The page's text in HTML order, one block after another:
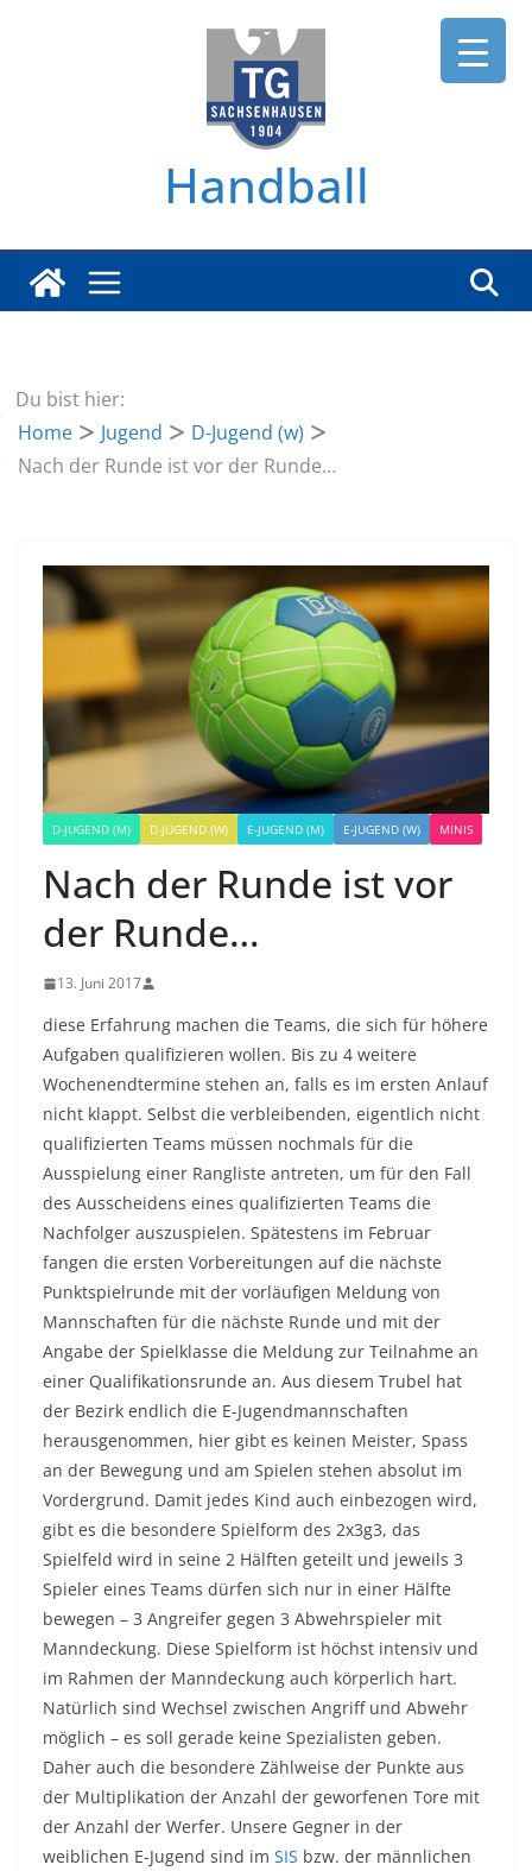
Handball
Du bist hier:
Home
Jugend
D-Jugend (w)
Nach der Runde ist vor der Runde…
D-JUGEND (M) D-JUGEND (W) E-JUGEND (M) E-JUGEND (W) MINIS
Nach der Runde ist vor
der Runde…
13. Juni 2017
diese Erfahrung machen die Teams, die sich für höhere
Aufgaben qualifizieren wollen. Bis zu 4 weitere
Wochenendtermine stehen an, falls es im ersten Anlauf
nicht klappt. Selbst die verbleibenden, eigentlich nicht
qualifizierten Teams müssen nochmals für die
Ausspielung einer Rangliste antreten, um für den Fall
des Ausscheidens eines qualifizierten Teams die
Nachfolger auszuspielen. Spätestens im Februar
fangen die ersten Vorbereitungen auf die nächste
Punktspielrunde mit der vorläufigen Meldung von
Mannschaften für die nächste Runde und mit der
Angabe der Spielklasse die Meldung zur Teilnahme an
einer Qualifikationsrunde an. Aus diesem Trubel hat
der Bezirk endlich die E-Jugendmannschaften
herausgenommen, hier gibt es keinen Meister, Spass
an der Bewegung und am Spielen stehen absolut im
Vordergrund. Damit jedes Kind auch einbezogen wird,
gibt es die besondere Spielform des 2x3g3, das
Spielfeld wird in seine 2 Hälften geteilt und jeweils 3
Spieler eines Teams dürfen sich nur in einer Hälfte
bewegen – 3 Angreifer gegen 3 Abwehrspieler mit
Manndeckung. Diese Spielform ist höchst intensiv und
im Rahmen der Manndeckung auch körperlich hart.
Natürlich sind Wechsel zwischen Angriff und Abwehr
möglich – es soll gerade keine Spezialisten geben.
Daher auch die besondere Zählweise der Punkte aus
der Multiplikation der Anzahl der geworfenen Tore mit
der Anzahl der Werfer. Unsere Gegner in der
weiblichen E-Jugend sind im SIS bzw. der männlichen